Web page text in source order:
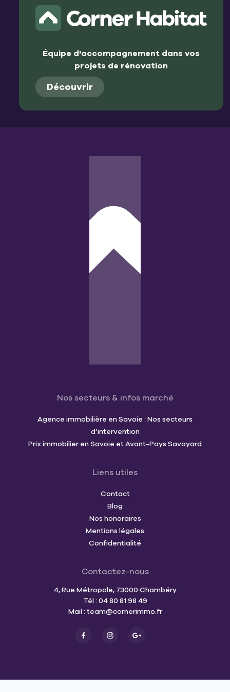
Équipe d'accompagnement dans vos
projets de rénovation
Découvrir
Nos secteurs & infos marché
Agence immobilière en Savoie : Nos secteurs
d’intervention
Prix immobilier en Savoie et Avant-Pays Savoyard
Liens utiles
Contact
Blog
Nos honoraires
Mentions légales
Confidentialité
Contactez-nous
4, Rue Métropole, 73000 Chambéry
Tél : 04 80 81 98 49
Mail : team@cornerimmo.fr